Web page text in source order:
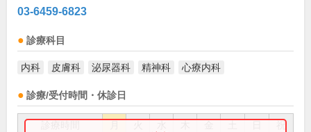
03-6459-6823
診療科目
内科 皮膚科 泌尿器科 精神科 心療内科
診療/受付時間・休診日
祝